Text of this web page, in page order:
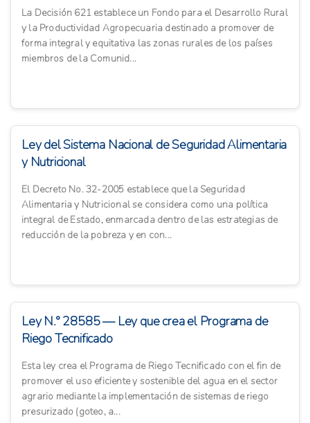
La Decisión 621 establece un Fondo para el Desarrollo Rural
y la Productividad Agropecuaria destinado a promover de
forma integral y equitativa las zonas rurales de los países
miembros de la Comunid...
Ley del Sistema Nacional de Seguridad Alimentaria
y Nutricional
El Decreto No. 32-2005 establece que la Seguridad
Alimentaria y Nutricional se considera como una política
integral de Estado, enmarcada dentro de las estrategias de
reducción de la pobreza y en con...
Ley N.° 28585 — Ley que crea el Programa de
Riego Tecnificado
Esta ley crea el Programa de Riego Tecnificado con el fin de
promover el uso eficiente y sostenible del agua en el sector
agrario mediante la implementación de sistemas de riego
presurizado (goteo, a...